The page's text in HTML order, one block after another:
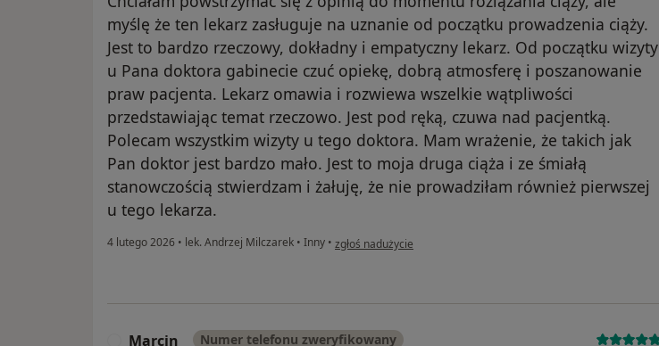
myślę że ten lekarz zasługuje na uznanie od początku prowadzenia ciąży.
Jest to bardzo rzeczowy, dokładny i empatyczny lekarz. Od początku wizyty
u Pana doktora gabinecie czuć opiekę, dobrą atmosferę i poszanowanie
praw pacjenta. Lekarz omawia i rozwiewa wszelkie wątpliwości
przedstawiając temat rzeczowo. Jest pod ręką, czuwa nad pacjentką.
Polecam wszystkim wizyty u tego doktora. Mam wrażenie, że takich jak
Pan doktor jest bardzo mało. Jest to moja druga ciąża i ze śmiałą
stanowczością stwierdzam i żałuję, że nie prowadziłam również pierwszej
u tego lekarza.
4 lutego 2026 • lek. Andrzej Milczarek • Inny • w opinii użytkownika Paula
zgłoś nadużycie
Marcin Numer telefonu zweryfikowany